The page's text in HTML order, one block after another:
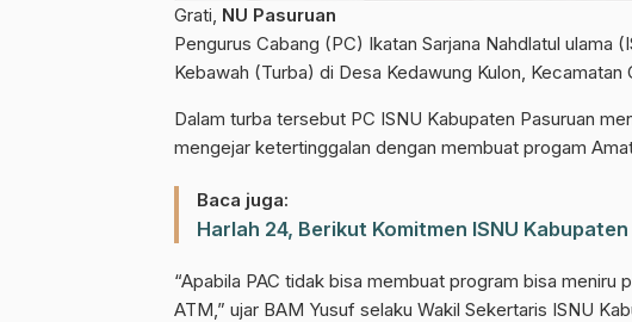
Grati, NU Pasuruan
Pengurus Cabang (PC) Ikatan Sarjana Nahdlatul ulama
Kebawah (Turba) di Desa Kedawung Kulon, Kecamatan
Dalam turba tersebut PC ISNU Kabupaten Pasuruan
mengejar ketertinggalan dengan membuat progam
Baca juga:
Harlah 24, Berikut Komitmen ISNU
“Apabila PAC tidak bisa membuat program bisa meniru
ATM,” ujar BAM Yusuf selaku Wakil Sekertaris ISNU